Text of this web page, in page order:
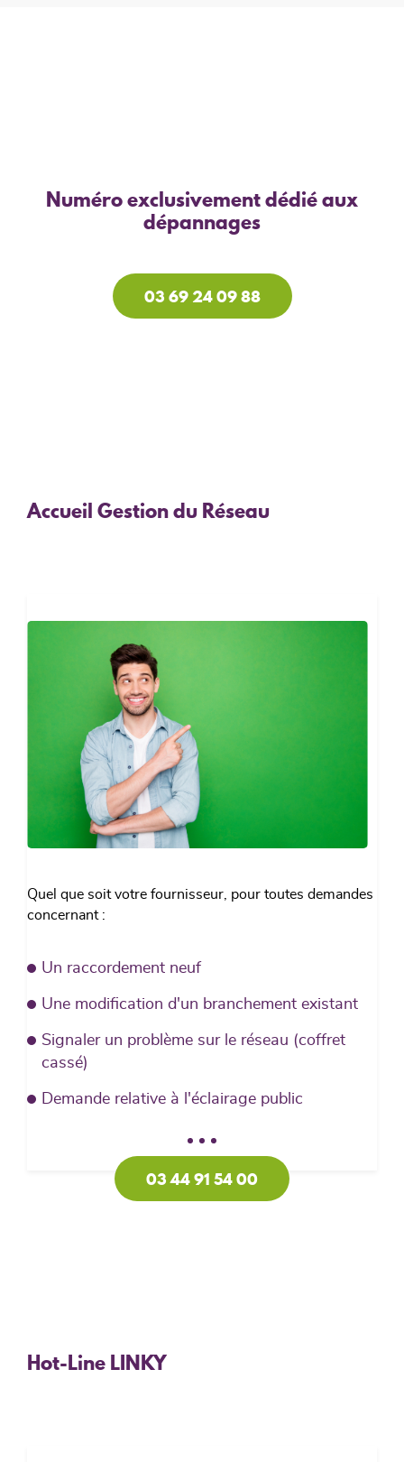
Numéro exclusivement dédié aux
dépannages
03 69 24 09 88
Accueil Gestion du Réseau
Quel que soit votre fournisseur, pour toutes demandes
concernant :
Un raccordement neuf
Une modification d'un branchement existant
Signaler un problème sur le réseau (coffret
cassé)
Demande relative à l'éclairage public
03 44 91 54 00
Hot-Line LINKY